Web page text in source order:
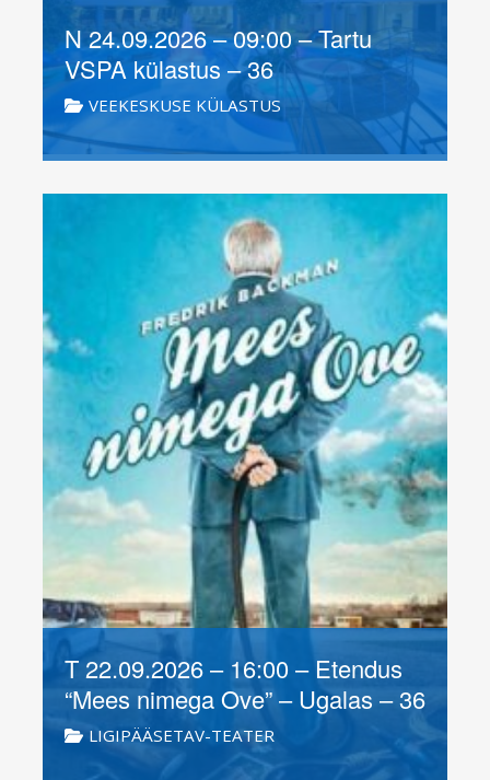
N 24.09.2026 – 09:00 – Tartu
VSPA külastus – 36
VEEKESKUSE KÜLASTUS
T 22.09.2026 – 16:00 – Etendus
“Mees nimega Ove” – Ugalas – 36
LIGIPÄÄSETAV-TEATER